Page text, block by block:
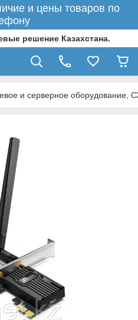
и цены товаров по
решение Казахстана.
и серверное оборудование,